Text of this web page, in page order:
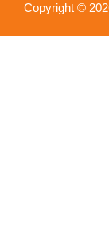
Copyright ©